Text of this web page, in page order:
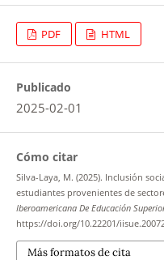
PDF HTML
Publicado
2025-02-01
Cómo citar
Silva-Laya, M. (2025). Inclusión
estudiantes provenientes de
Iberoamericana De Educación
https://doi.org/10.22201/
Más formatos de cita